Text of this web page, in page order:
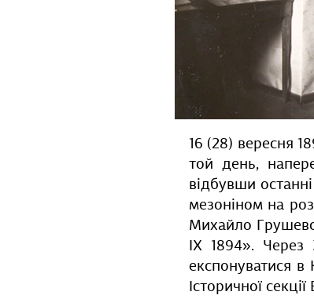
16 (28) вересня
той день,
відбувши
мезоніном на
Михайло
ІХ 1894». Через
експонуватися в
Історичної